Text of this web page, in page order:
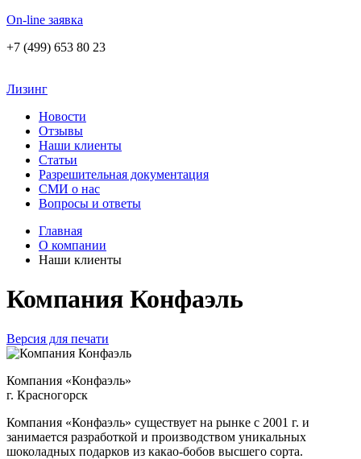
On-line заявка
+7 (499) 653 80 23
Лизинг
Новости
Отзывы
Наши клиенты
Статьи
Разрешительная документация
СМИ о нас
Вопросы и ответы
Главная
О компании
Наши клиенты
Компания Конфаэль
Версия для печати
Компания «Конфаэль»
г. Красногорск
Компания «Конфаэль» существует на рынке с 2001 г. и
занимается разработкой и производством уникальных
шоколадных подарков из какао-бобов высшего сорта.